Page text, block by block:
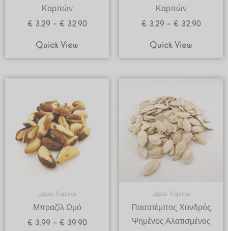
Καρπών
€ 3.29 – € 32.90
Quick View
Καρπών
€ 3.29 – € 32.90
Quick View
Ξηροί Καρποί
Μπραζίλ Ωμό
€ 3.99 – € 39.90
€ 39.90
Ξηροί Καρποί
Πασατέμπος Χονδρός
Ψημένος Αλατισμένος
through
€